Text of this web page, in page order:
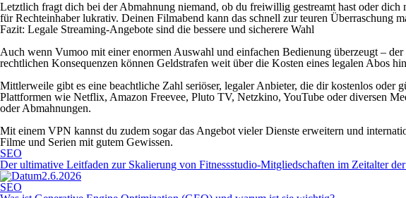
Letztlich fragt dich bei der Abmahnung niemand, ob du freiwillig gestreamt hast oder
für Rechteinhaber lukrativ. Deinen Filmabend kann das schnell zur teuren Überraschung
Fazit: Legale Streaming-Angebote sind die bessere und sicherere Wahl
Auch wenn Vumoo mit einer enormen Auswahl und einfachen Bedienung überzeugt –
rechtlichen Konsequenzen können Geldstrafen weit über die Kosten eines legalen Abos
Mittlerweile gibt es eine beachtliche Zahl seriöser, legaler Anbieter, die dir kostenlos
Plattformen wie Netflix, Amazon Freevee, Pluto TV, Netzkino, YouTube oder diversen
oder Abmahnungen.
Mit einem VPN kannst du zudem sogar das Angebot vieler Dienste erweitern und
Filme und Serien mit gutem Gewissen.
SEO
Der ultimative Leitfaden zur Skalierung von Fitnessstudio-Mitgliedschaften im Zeitalter
2.6.2026
SEO